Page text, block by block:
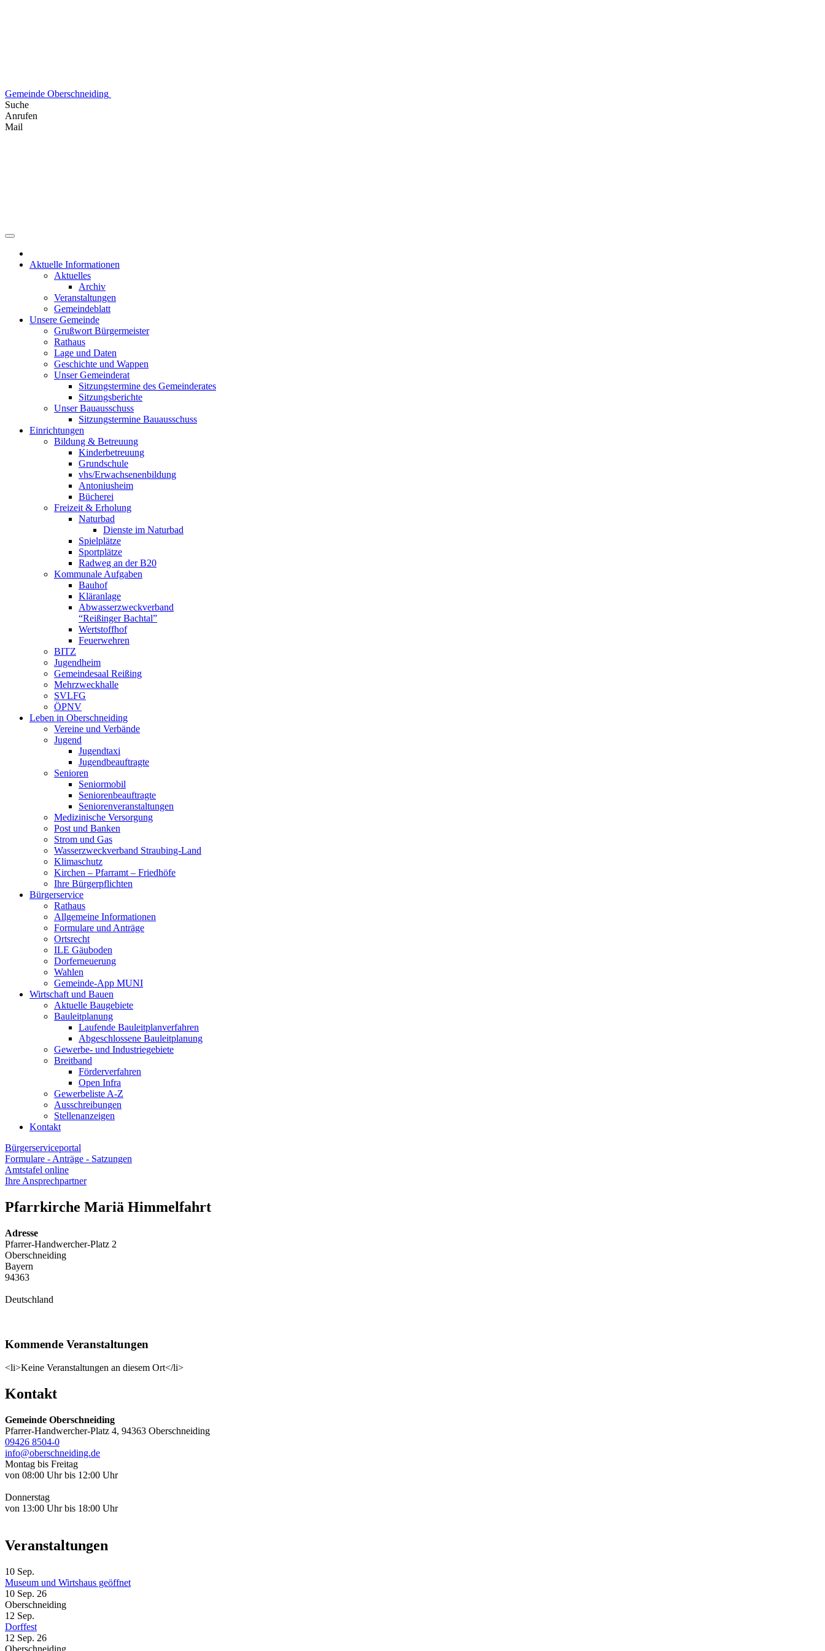
Gemeinde Oberschneiding
Suche
Anrufen
Mail
Aktuelle Informationen
Aktuelles
Archiv
Veranstaltungen
Gemeindeblatt
Unsere Gemeinde
Grußwort Bürgermeister
Rathaus
Lage und Daten
Geschichte und Wappen
Unser Gemeinderat
Sitzungstermine des Gemeinderates
Sitzungsberichte
Unser Bauausschuss
Sitzungstermine Bauausschuss
Einrichtungen
Bildung & Betreuung
Kinderbetreuung
Grundschule
vhs/Erwachsenenbildung
Antoniusheim
Bücherei
Freizeit & Erholung
Naturbad
Dienste im Naturbad
Spielplätze
Sportplätze
Radweg an der B20
Kommunale Aufgaben
Bauhof
Kläranlage
Abwasserzweckverband
“Reißinger Bachtal”
Wertstoffhof
Feuerwehren
BITZ
Jugendheim
Gemeindesaal Reißing
Mehrzweckhalle
SVLFG
ÖPNV
Leben in Oberschneiding
Vereine und Verbände
Jugend
Jugendtaxi
Jugendbeauftragte
Senioren
Seniormobil
Seniorenbeauftragte
Seniorenveranstaltungen
Medizinische Versorgung
Post und Banken
Strom und Gas
Wasserzweckverband Straubing-Land
Klimaschutz
Kirchen – Pfarramt – Friedhöfe
Ihre Bürgerpflichten
Bürgerservice
Rathaus
Allgemeine Informationen
Formulare und Anträge
Ortsrecht
ILE Gäuboden
Dorferneuerung
Wahlen
Gemeinde-App MUNI
Wirtschaft und Bauen
Aktuelle Baugebiete
Bauleitplanung
Laufende Bauleitplanverfahren
Abgeschlossene Bauleitplanung
Gewerbe- und Industriegebiete
Breitband
Förderverfahren
Open Infra
Gewerbeliste A-Z
Ausschreibungen
Stellenanzeigen
Kontakt
Bürgerserviceportal
Formulare - Anträge - Satzungen
Amtstafel online
Ihre Ansprechpartner
Pfarrkirche Mariä Himmelfahrt
Adresse
Pfarrer-Handwercher-Platz 2
Oberschneiding
Bayern
94363
Deutschland
Kommende Veranstaltungen
<li>Keine Veranstaltungen an diesem Ort</li>
Kontakt
Gemeinde Oberschneiding
Pfarrer-Handwercher-Platz 4, 94363 Oberschneiding
09426 8504-0
info@oberschneiding.de
Montag bis Freitag
von 08:00 Uhr bis 12:00 Uhr
Donnerstag
von 13:00 Uhr bis 18:00 Uhr
Veranstaltungen
10 Sep.
Museum und Wirtshaus geöffnet
10 Sep. 26
Oberschneiding
12 Sep.
Dorffest
12 Sep. 26
Oberschneiding